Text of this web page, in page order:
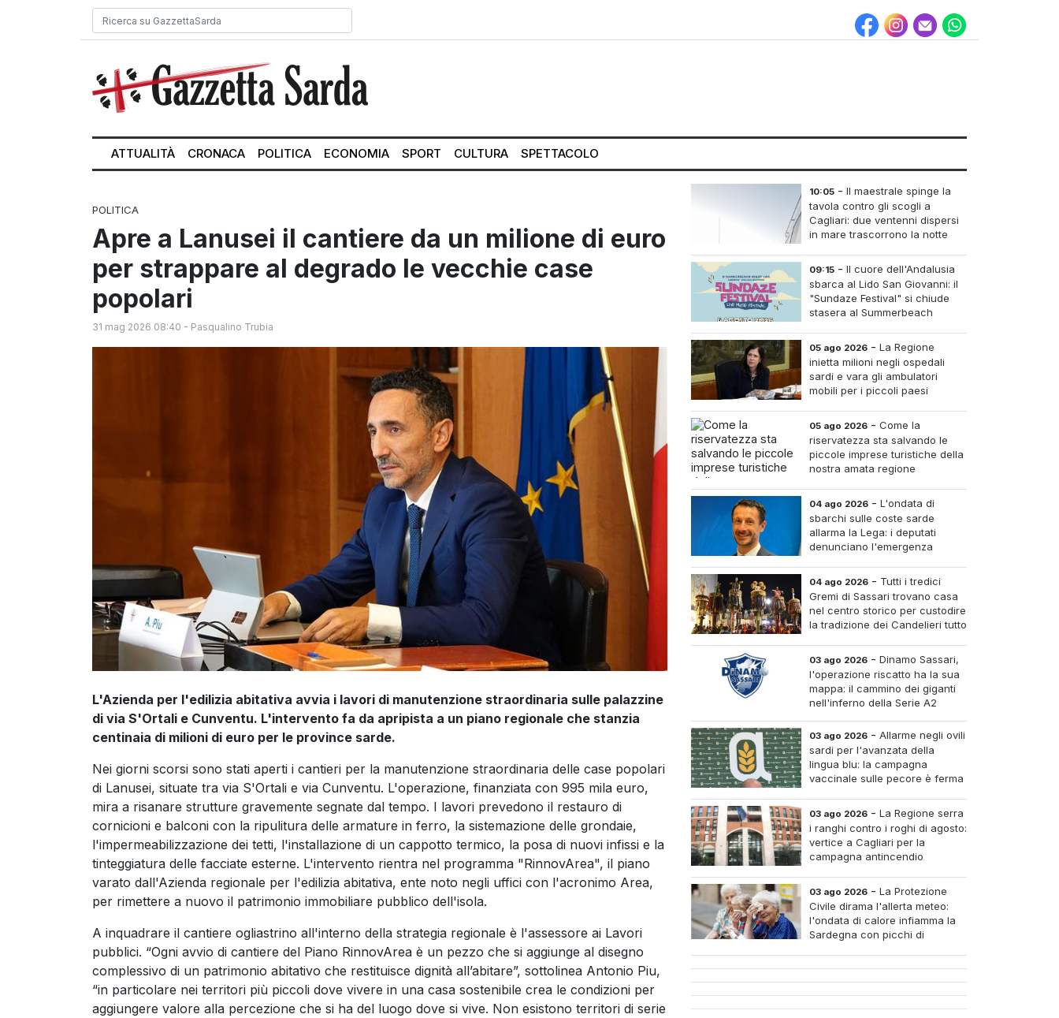
ATTUALITÀ CRONACA POLITICA ECONOMIA SPORT CULTURA SPETTACOLO
POLITICA
Apre a Lanusei il cantiere da un milione di euro
per strappare al degrado le vecchie case
popolari
31 mag 2026 08:40 - Pasqualino Trubia
L'Azienda per l'edilizia abitativa avvia i lavori di manutenzione straordinaria sulle palazzine
di via S'Ortali e Cunventu. L'intervento fa da apripista a un piano regionale che stanzia
centinaia di milioni di euro per le province sarde.
Nei giorni scorsi sono stati aperti i cantieri per la manutenzione straordinaria delle case popolari
di Lanusei, situate tra via S'Ortali e via Cunventu. L'operazione, finanziata con 995 mila euro,
mira a risanare strutture gravemente segnate dal tempo. I lavori prevedono il restauro di
cornicioni e balconi con la ripulitura delle armature in ferro, la sistemazione delle grondaie,
l'impermeabilizzazione dei tetti, l'installazione di un cappotto termico, la posa di nuovi infissi e la
tinteggiatura delle facciate esterne. L'intervento rientra nel programma "RinnovArea", il piano
varato dall'Azienda regionale per l'edilizia abitativa, ente noto negli uffici con l'acronimo Area,
per rimettere a nuovo il patrimonio immobiliare pubblico dell'isola.
A inquadrare il cantiere ogliastrino all'interno della strategia regionale è l'assessore ai Lavori
pubblici. “Ogni avvio di cantiere del Piano RinnovArea è un pezzo che si aggiunge al disegno
complessivo di un patrimonio abitativo che restituisce dignità all’abitare”, sottolinea Antonio Piu,
“in particolare nei territori più piccoli dove vivere in una casa sostenibile crea le condizioni per
aggiungere valore alla percezione che si ha del luogo dove si vive. Non esistono territori di serie
10:05 - Il maestrale spinge la
tavola contro gli scogli a
Cagliari: due ventenni dispersi
in mare trascorrono la notte
09:15 - Il cuore dell'Andalusia
sbarca al Lido San Giovanni: il
"Sundaze Festival" si chiude
stasera al Summerbeach
05 ago 2026 - La Regione
inietta milioni negli ospedali
sardi e vara gli ambulatori
mobili per i piccoli paesi
05 ago 2026 - Come la
riservatezza sta salvando le
piccole imprese turistiche della
nostra amata regione
04 ago 2026 - L'ondata di
sbarchi sulle coste sarde
allarma la Lega: i deputati
denunciano l'emergenza
04 ago 2026 - Tutti i tredici
Gremi di Sassari trovano casa
nel centro storico per custodire
la tradizione dei Candelieri tutto
03 ago 2026 - Dinamo Sassari,
l'operazione riscatto ha la sua
mappa: il cammino dei giganti
nell'inferno della Serie A2
03 ago 2026 - Allarme negli ovili
sardi per l'avanzata della
lingua blu: la campagna
vaccinale sulle pecore è ferma
03 ago 2026 - La Regione serra
i ranghi contro i roghi di agosto:
vertice a Cagliari per la
campagna antincendio
03 ago 2026 - La Protezione
Civile dirama l'allerta meteo:
l'ondata di calore infiamma la
Sardegna con picchi di